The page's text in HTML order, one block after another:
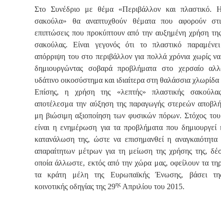
Στο Συνέδριο με θέμα «Περιβάλλον και πλαστικό.
σακούλα» θα αναπτυχθούν θέματα που αφορούν
επιπτώσεις που προκύπτουν από την αυξημένη χρήση
σακούλας. Είναι γεγονός ότι το πλαστικό
απόρριψη του στο περιβάλλον για πολλά χρόνια χωρίς να
δημιουργώντας σοβαρά προβλήματα στο χερσαίο
υδάτινο οικοσύστημα και ιδιαίτερα στη θαλάσσια χλωρίδα
Επίσης, η χρήση της «λεπτής» πλαστικής
αποτέλεσμα την αύξηση της παραγωγής στερεών
μη βιώσιμη αξιοποίηση των φυσικών πόρων. Στόχος
είναι η ενημέρωση για τα προβλήματα που δημιουργεί
κατανάλωση της, ώστε να επισημανθεί η
απαραίτητων μέτρων για τη μείωση της χρήσης της,
οποία άλλωστε, εκτός από την χώρα μας, οφείλουν τα
τα κράτη μέλη της Ευρωπαϊκής Ένωσης, βάσει
κοινοτικής οδηγίας της 29ης Απριλίου του 2015.